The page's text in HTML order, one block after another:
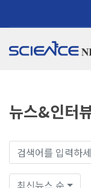
뉴스&인터
최신뉴스 순
대학소개
학장
학장소개